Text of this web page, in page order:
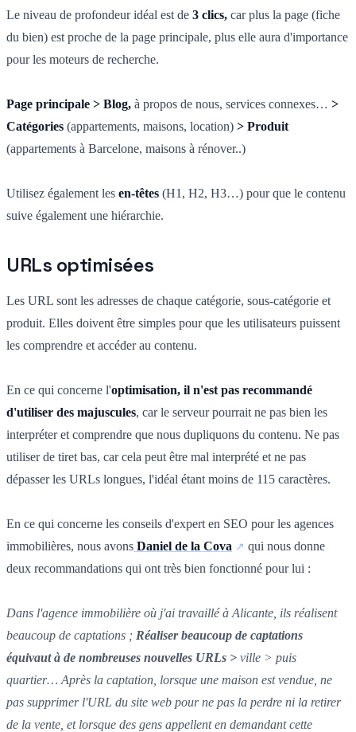
Le niveau de profondeur idéal est de 3 clics, car plus la page (fiche
du bien) est proche de la page principale, plus elle aura d'importance
pour les moteurs de recherche.
Page principale > Blog, à propos de nous, services connexes… >
Catégories (appartements, maisons, location) > Produit
(appartements à Barcelone, maisons à rénover..)
Utilisez également les en-têtes (H1, H2, H3…) pour que le contenu
suive également une hiérarchie.
URLs optimisées
Les URL sont les adresses de chaque catégorie, sous-catégorie et
produit. Elles doivent être simples pour que les utilisateurs puissent
les comprendre et accéder au contenu.
En ce qui concerne l'optimisation, il n'est pas recommandé
d'utiliser des majuscules, car le serveur pourrait ne pas bien les
interpréter et comprendre que nous dupliquons du contenu. Ne pas
utiliser de tiret bas, car cela peut être mal interprété et ne pas
dépasser les URLs longues, l'idéal étant moins de 115 caractères.
En ce qui concerne les conseils d'expert en SEO pour les agences
immobilières, nous avons Daniel de la Cova
qui nous donne
deux recommandations qui ont très bien fonctionné pour lui :
Dans l'agence immobilière où j'ai travaillé à Alicante, ils réalisent
beaucoup de captations ; Réaliser beaucoup de captations
équivaut à de nombreuses nouvelles URLs > ville > puis
quartier… Après la captation, lorsque une maison est vendue, ne
pas supprimer l'URL du site web pour ne pas la perdre ni la retirer
de la vente, et lorsque des gens appellent en demandant cette